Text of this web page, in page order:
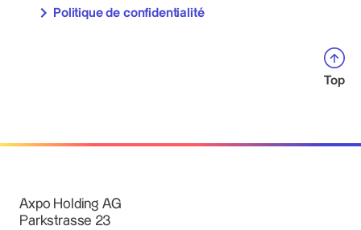
Politique de confidentialité
Top
Axpo Holding AG
Parkstrasse 23